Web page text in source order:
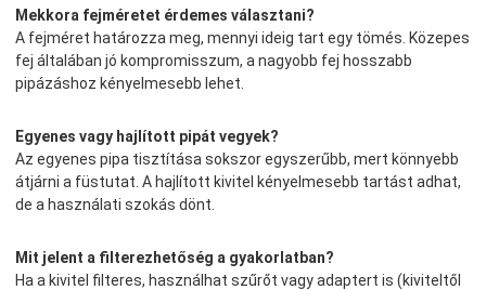
Mekkora fejméretet érdemes választani?
A fejméret határozza meg, mennyi ideig tart egy tömés. Közepes
fej általában jó kompromisszum, a nagyobb fej hosszabb
pipázáshoz kényelmesebb lehet.
Egyenes vagy hajlított pipát vegyek?
Az egyenes pipa tisztítása sokszor egyszerűbb, mert könnyebb
átjárni a füstutat. A hajlított kivitel kényelmesebb tartást adhat,
de a használati szokás dönt.
Mit jelent a filterezhetőség a gyakorlatban?
Ha a kivitel filteres, használhat szűrőt vagy adaptert is (kiviteltől